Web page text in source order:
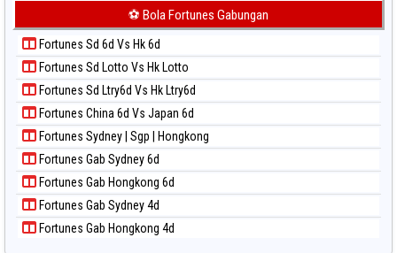
Paito Warna Sydney Lotto
Paito Warna Sydney Pools 6d
Paito Warna Taipei
Paito Warna Taiwan
Paito Harian Korea
Paito Harian Kuda Lari
Paito Harian Magnum Cambodia
Paito Harian Nagoya
Paito Harian New York Midday
Paito Harian North Carolina Day
Paito Harian Pcso
Paito Harian Pennsylvania Day
Paito Harian Sao Paulo
Paito Harian Singapore
Paito Harian Sydney
⚽ Bola Fortunes Gabungan
Fortunes Sd 6d Vs Hk 6d
Fortunes Sd Lotto Vs Hk Lotto
Fortunes Sd Ltry6d Vs Hk Ltry6d
Fortunes China 6d Vs Japan 6d
Fortunes Sydney | Sgp | Hongkong
Fortunes Gab Sydney 6d
Fortunes Gab Hongkong 6d
Fortunes Gab Sydney 4d
Fortunes Gab Hongkong 4d